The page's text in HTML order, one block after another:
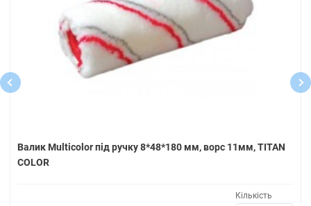
Валик Multicolor під ручку 8*48*180 мм, ворс 11мм, TITAN
COLOR
Кількість